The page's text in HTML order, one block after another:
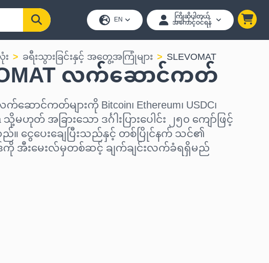
EN ကြိုဆိုပါတယ်
အကောင့်ဝင်ရန်
ခရီးသွားခြင်းနှင့် အတွေ့အကြုံများ SLEVOMAT
လက်ဆောင်ကတ်
က်ဆောင်ကတ်များကို Bitcoin၊ Ethereum၊ USDC၊
သို့မဟုတ် အခြားသော ဒင်္ဂါးပြားပေါင်း ၂၅၀ ကျော်ဖြင့်
ငွေပေးချေပြီးသည်နှင့် တစ်ပြိုင်နက် သင်၏
ကို အီးမေးလ်မှတစ်ဆင့် ချက်ချင်းလက်ခံရရှိမည်